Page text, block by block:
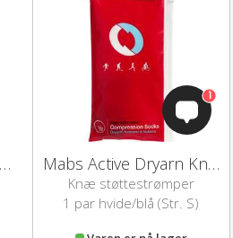
Mabs Active Wool Knæstrømpe (grå/rød-S) Mabs Active Dryarn Knæstrømpe (hvid/blå-S)
Knæ støttestrømper
1 par hvide/blå (Str. S)
1